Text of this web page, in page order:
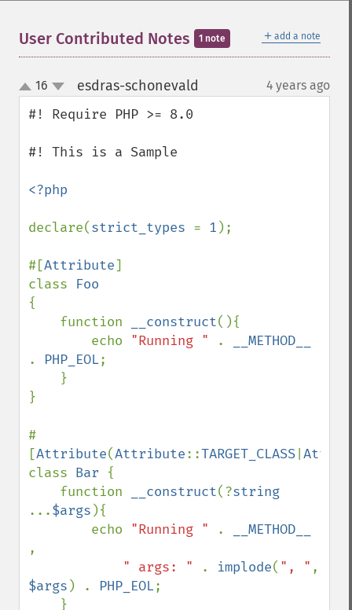
＋ add a note
User Contributed Notes 1 note
up
down
16 esdras-schonevald 4 years ago
#! Require PHP >= 8.0
#! This is a Sample
<?php
declare(strict_types = 1 );
#[Attribute]
class
{
    function
__construct(){
        echo
"Running " .
. PHP_EOL;
}
#
[Attribute(Attribute::TARGET_CLASS
class Bar {
    function
__construct(?
...$args ){
        echo
"Running " .
,
" args: "
. implode( ", "
$args ) . PHP_EOL;